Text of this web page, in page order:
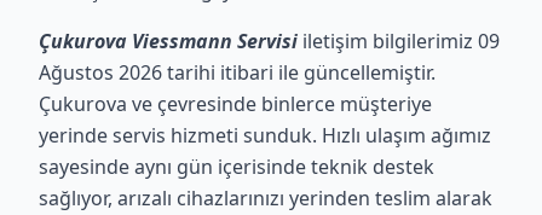
Çukurova Viessmann Servisi iletişim bilgilerimiz 09
Ağustos 2026 tarihi itibari ile güncellemiştir.
Çukurova ve çevresinde binlerce müşteriye
yerinde servis hizmeti sunduk. Hızlı ulaşım ağımız
sayesinde aynı gün içerisinde teknik destek
sağlıyor, arızalı cihazlarınızı yerinden teslim alarak